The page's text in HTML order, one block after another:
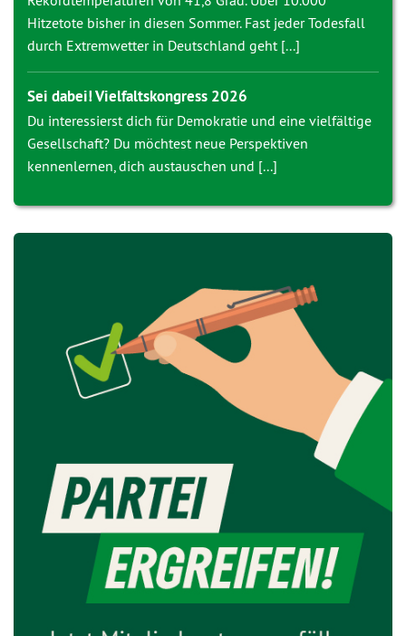
Hitzetote bisher in diesen Sommer. Fast jeder Todesfall
durch Extremwetter in Deutschland geht [...]
Sei dabei! Vielfaltskongress 2026
Du interessierst dich für Demokratie und eine vielfältige
Gesellschaft? Du möchtest neue Perspektiven
kennenlernen, dich austauschen und [...]